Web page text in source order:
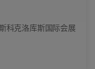
科克洛库斯国际会展